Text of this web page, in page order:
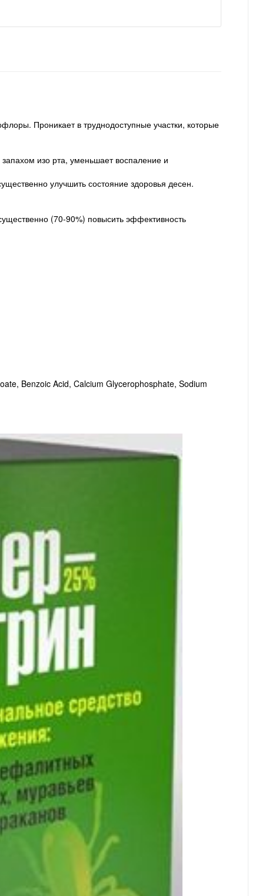
Проникает в труднодоступные участки, которые
изо рта, уменьшает воспаление и
улучшить состояние здоровья десен.
(70-90%) повысить эффективность
Benzoic Acid, Calcium Glycerophosphate, Sodium